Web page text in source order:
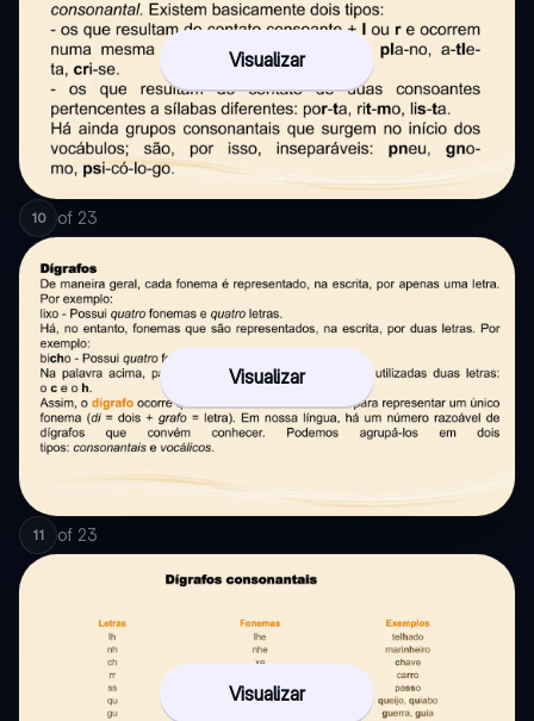
Visualizar
10 of 23
Visualizar
11 of 23
Visualizar